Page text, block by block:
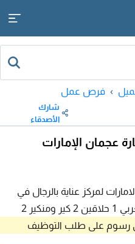
فرص عمل
شارك
الأصدقاء
عجمان الإمارات
لمركز عناية بالرجال في
رسوم على طلب التوظيف